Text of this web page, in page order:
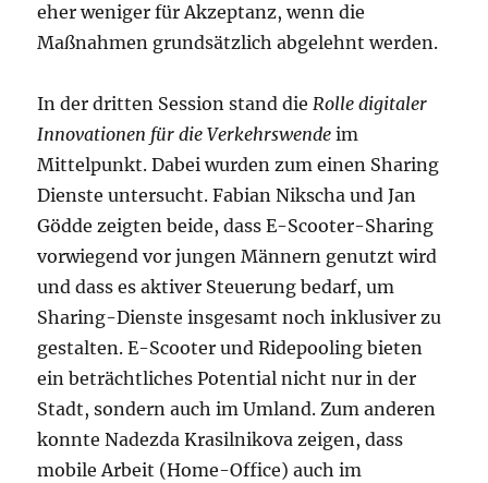
eher weniger für Akzeptanz, wenn die
Maßnahmen grundsätzlich abgelehnt werden.
In der dritten Session stand die Rolle digitaler
Innovationen für die Verkehrswende im
Mittelpunkt. Dabei wurden zum einen Sharing
Dienste untersucht. Fabian Nikscha und Jan
Gödde zeigten beide, dass E-Scooter-Sharing
vorwiegend vor jungen Männern genutzt wird
und dass es aktiver Steuerung bedarf, um
Sharing-Dienste insgesamt noch inklusiver zu
gestalten. E-Scooter und Ridepooling bieten
ein beträchtliches Potential nicht nur in der
Stadt, sondern auch im Umland. Zum anderen
konnte Nadezda Krasilnikova zeigen, dass
mobile Arbeit (Home-Office) auch im